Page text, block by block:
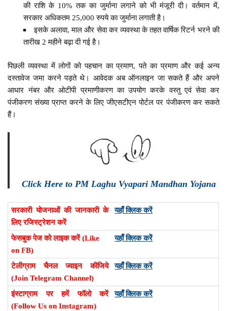
की राशि के 10% तक का जुर्माना लगाने को भी मंजूरी दी। वर्तमान में,
सरकार अधिकतम 25,000 रुपये का जुर्माना लगाती है।
इसके अलावा, माल और सेवा कर व्यवस्था के तहत वार्षिक रिटर्न भरने की
तारीख 2 महीने बढ़ा दी गई है।
पिछली व्यवस्था में लोगों को पहचान का प्रमाण, पते का प्रमाण और कई अन्य
दस्तावेज जमा करने पड़ते थे। आवेदक अब ऑनलाइन जा सकते हैं और अपने
आधार नंबर और ओटीपी प्रमाणीकरण का उपयोग करके वस्तु एवं सेवा कर
पंजीकरण संख्या प्राप्त करने के लिए जीएसटीएन पोर्टल पर पंजीकरण कर सकते
हैं।
Click Here to PM Laghu Vyapari Mandhan Yojana
सरकारी योजनाओं की जानकारी के
लिए रजिस्ट्रेशन करें
यहाँ क्लिक करें
फेसबुक पेज को लाइक करें (Like
on FB)
यहाँ क्लिक करें
टेलीग्राम चैनल ज्वाइन कीजिये
(Join Telegram Channel)
यहाँ क्लिक करें
इंस्टाग्राम पर हमें फॉलो करें
(Follow Us on Instagram)
यहाँ क्लिक करें